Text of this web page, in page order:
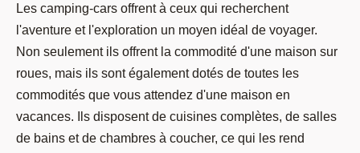
Les camping-cars offrent à ceux qui recherchent
l'aventure et l'exploration un moyen idéal de voyager.
Non seulement ils offrent la commodité d'une maison sur
roues, mais ils sont également dotés de toutes les
commodités que vous attendez d'une maison en
vacances. Ils disposent de cuisines complètes, de salles
de bains et de chambres à coucher, ce qui les rend